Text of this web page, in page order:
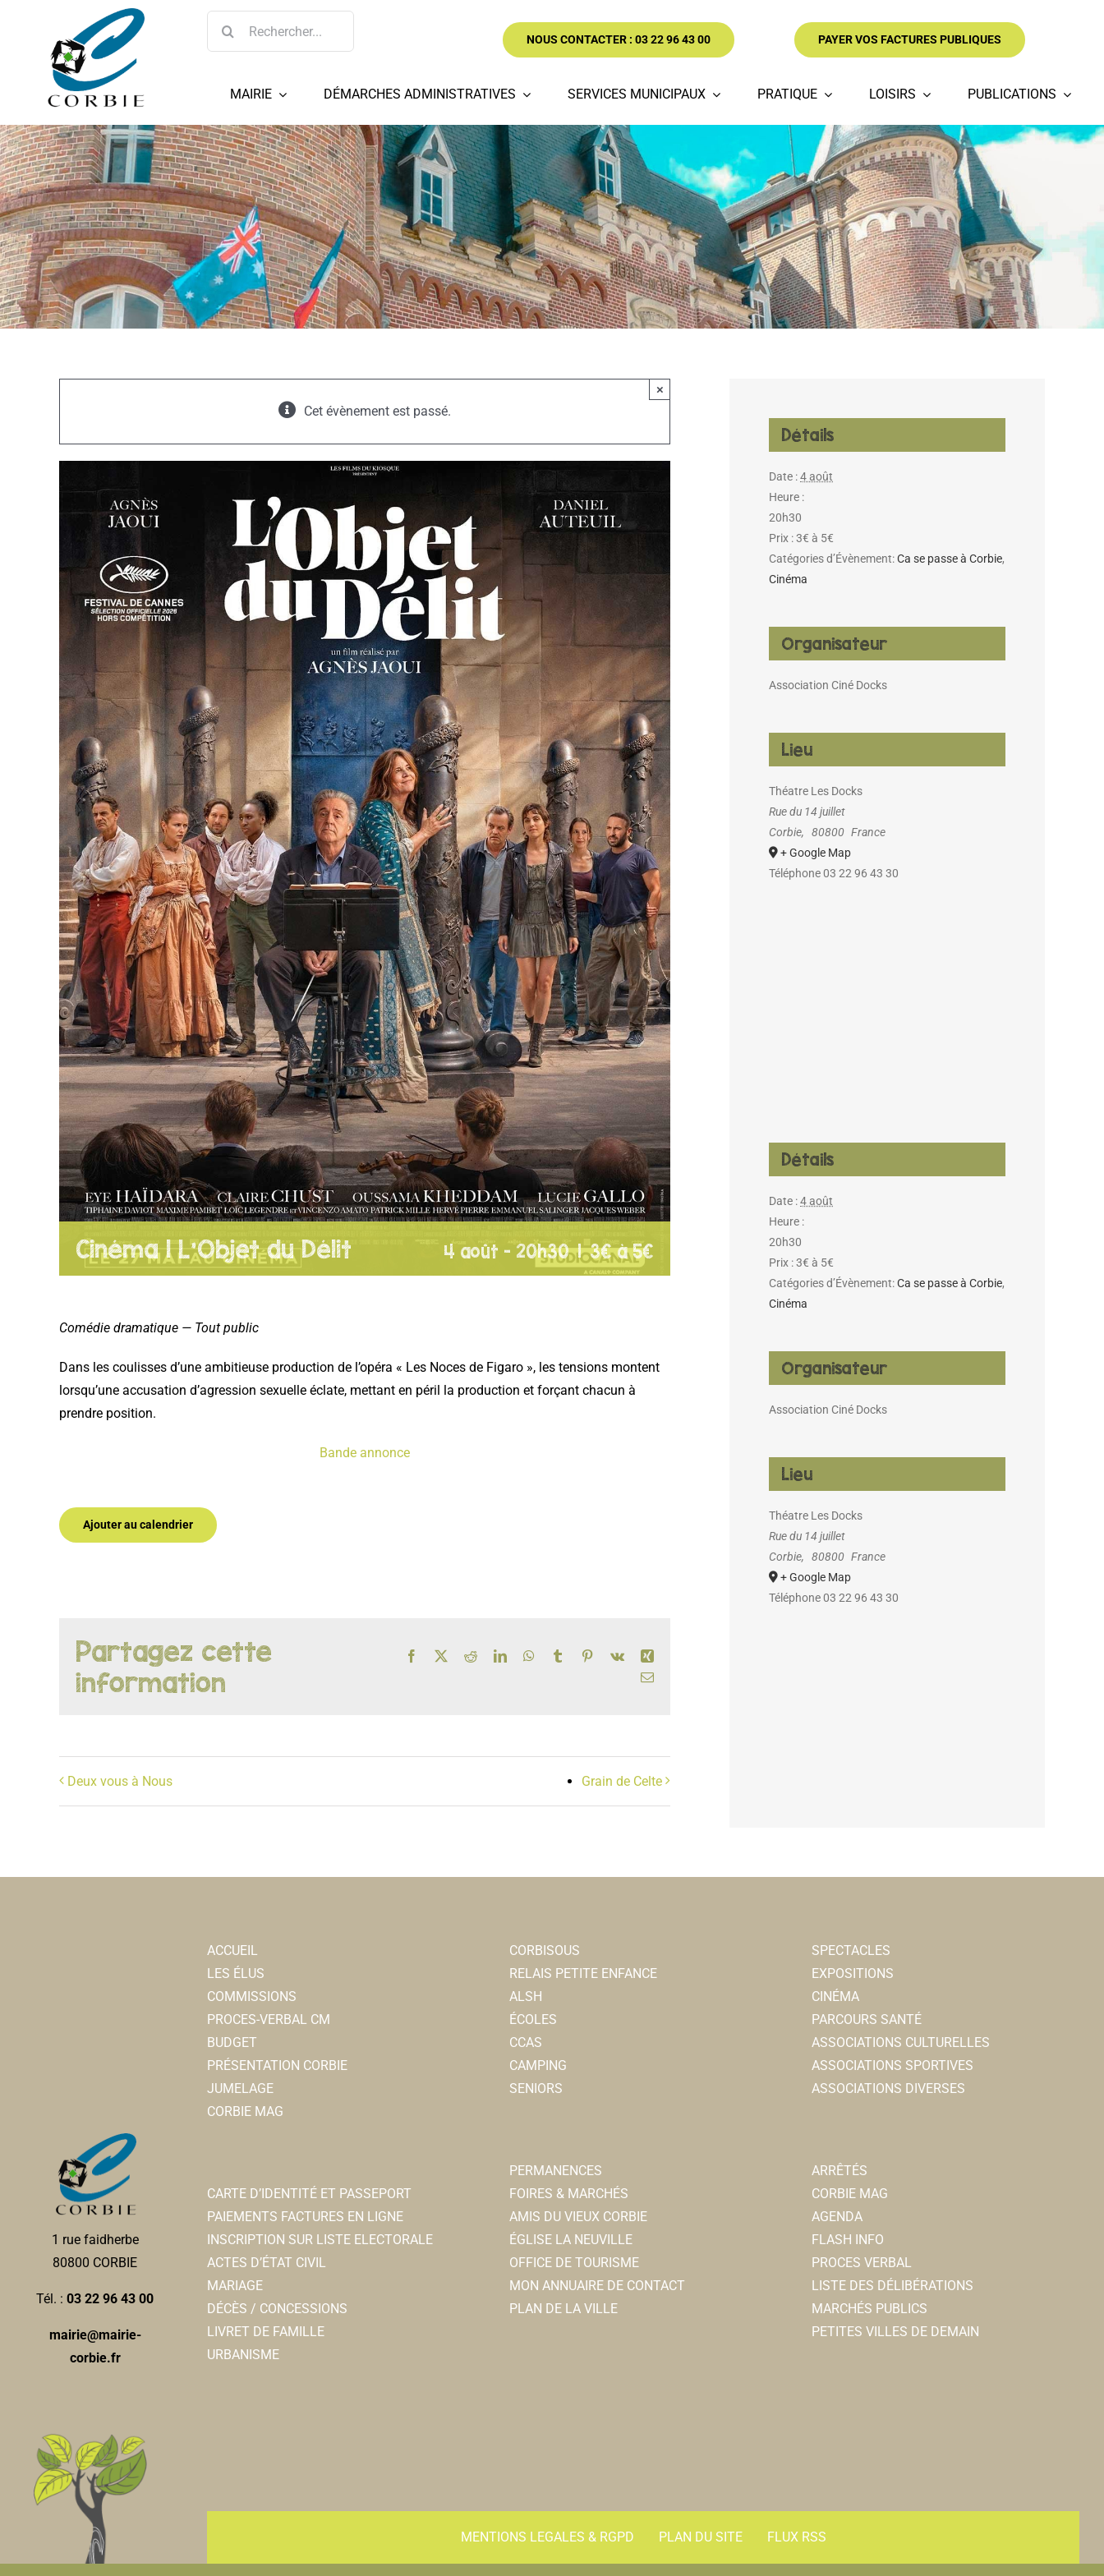
Rechercher:
NOUS CONTACTER : 03 22 96 43 00 PAYER VOS FACTURES PUBLIQUES
MAIRIE DÉMARCHES ADMINISTRATIVES SERVICES MUNICIPAUX PRATIQUE LOISIRS PUBLICATIONS
Cet évènement est passé.
×
Cinéma | L’Objet du Délit 4 août - 20h30 | 3€ à 5€
Comédie dramatique — Tout public
Dans les coulisses d’une ambitieuse production de l’opéra « Les Noces de Figaro », les tensions montent
lorsqu’une accusation d’agression sexuelle éclate, mettant en péril la production et forçant chacun à
prendre position.
Bande annonce
Ajouter au calendrier
Partagez cette
information
Facebook RedditLinkedInWhatsApp
Tumblr Pinterest
Vk
Xing
Email
Deux vous à Nous Grain de Celte
Détails
Date :4 août
Heure :
20h30
Prix :3€ à 5€
Catégories d’Évènement:Ca se passe à Corbie,
Cinéma
Organisateur
Association Ciné Docks
Lieu
Théatre Les Docks
Rue du 14 juillet
Corbie, 80800 France
+ Google Map
Téléphone03 22 96 43 30
Détails
Date :4 août
Heure :
20h30
Prix :3€ à 5€
Catégories d’Évènement:Ca se passe à Corbie,
Cinéma
Organisateur
Association Ciné Docks
Lieu
Théatre Les Docks
Rue du 14 juillet
Corbie, 80800 France
+ Google Map
Téléphone03 22 96 43 30
1 rue faidherbe
80800 CORBIE
Tél. :03 22 96 43 00
mairie@mairie-
corbie.fr
ACCUEIL
LES ÉLUS
COMMISSIONS
PROCES-VERBAL CM
BUDGET
PRÉSENTATION CORBIE
JUMELAGE
CORBIE MAG
CARTE D’IDENTITÉ ET PASSEPORT
PAIEMENTS FACTURES EN LIGNE
INSCRIPTION SUR LISTE ELECTORALE
ACTES D’ÉTAT CIVIL
MARIAGE
DÉCÈS / CONCESSIONS
LIVRET DE FAMILLE
URBANISME
CORBISOUS
RELAIS PETITE ENFANCE
ALSH
ÉCOLES
CCAS
CAMPING
SENIORS
PERMANENCES
FOIRES & MARCHÉS
AMIS DU VIEUX CORBIE
ÉGLISE LA NEUVILLE
OFFICE DE TOURISME
MON ANNUAIRE DE CONTACT
PLAN DE LA VILLE
SPECTACLES
EXPOSITIONS
CINÉMA
PARCOURS SANTÉ
ASSOCIATIONS CULTURELLES
ASSOCIATIONS SPORTIVES
ASSOCIATIONS DIVERSES
ARRÊTÉS
CORBIE MAG
AGENDA
FLASH INFO
PROCES VERBAL
LISTE DES DÉLIBÉRATIONS
MARCHÉS PUBLICS
PETITES VILLES DE DEMAIN
MENTIONS LEGALES & RGPD PLAN DU SITE FLUX RSS